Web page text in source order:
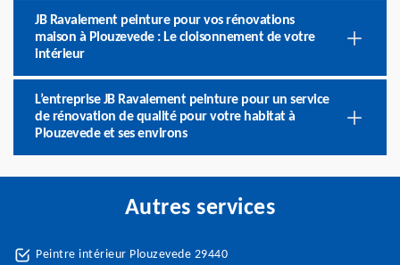
JB Ravalement peinture pour vos rénovations
maison à Plouzevede : Le cloisonnement de votre
intérieur
L’entreprise JB Ravalement peinture pour un service
de rénovation de qualité pour votre habitat à
Plouzevede et ses environs
Autres services
Peintre intérieur Plouzevede 29440